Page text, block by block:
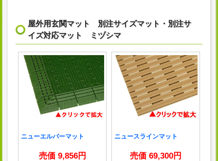
屋外用玄関マット 別注サイズマット・別注サ
イズ対応マット ミヅシマ
ニューエルバーマット
売価 9,856円
ニュースラインマット
売価 69,300円